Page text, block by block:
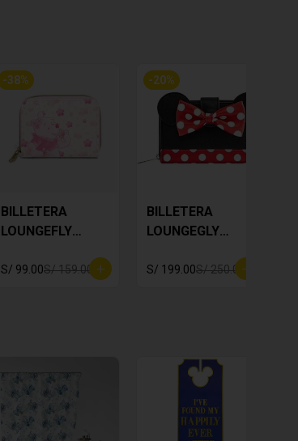
-38%
BILLETERA
LOUNGEFLY
POOH
S/ 99.00S/ 159.00
-20%
BILLETERA
LOUNGEGLY
S/ 199.00S/ 250.00